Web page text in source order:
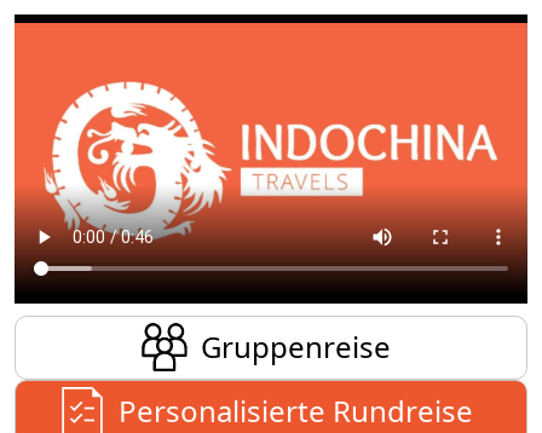
Gruppenreise
Personalisierte Rundreise